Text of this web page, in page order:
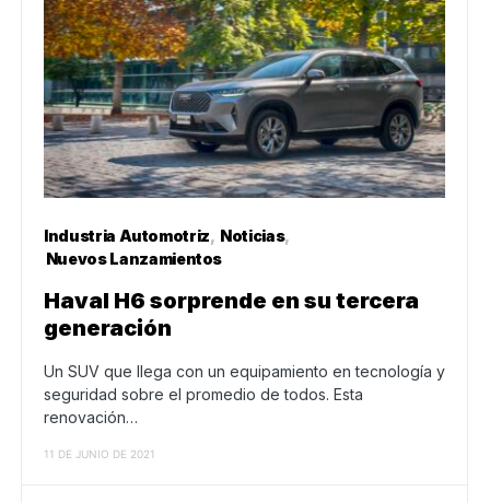
Industria Automotriz
Noticias
Nuevos Lanzamientos
Haval H6 sorprende en su tercera
generación
Un SUV que llega con un equipamiento en tecnología y
seguridad sobre el promedio de todos. Esta
renovación…
11 DE JUNIO DE 2021